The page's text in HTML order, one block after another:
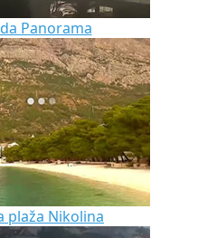
Panorama
plaža Nikolina